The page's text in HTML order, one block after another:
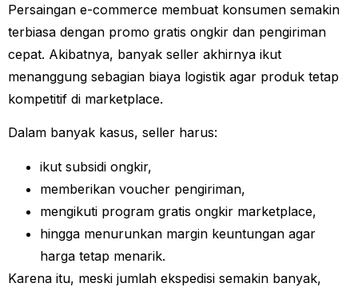
Persaingan e-commerce membuat konsumen semakin
terbiasa dengan promo gratis ongkir dan pengiriman
cepat. Akibatnya, banyak seller akhirnya ikut
menanggung sebagian biaya logistik agar produk tetap
kompetitif di marketplace.
Dalam banyak kasus, seller harus:
ikut subsidi ongkir,
memberikan voucher pengiriman,
mengikuti program gratis ongkir marketplace,
hingga menurunkan margin keuntungan agar
harga tetap menarik.
Karena itu, meski jumlah ekspedisi semakin banyak,